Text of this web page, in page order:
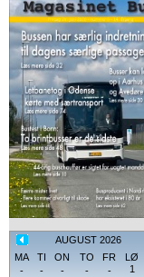
AUGUST 2026
MA
TI ON TO FR LØ
-
- - - - 1